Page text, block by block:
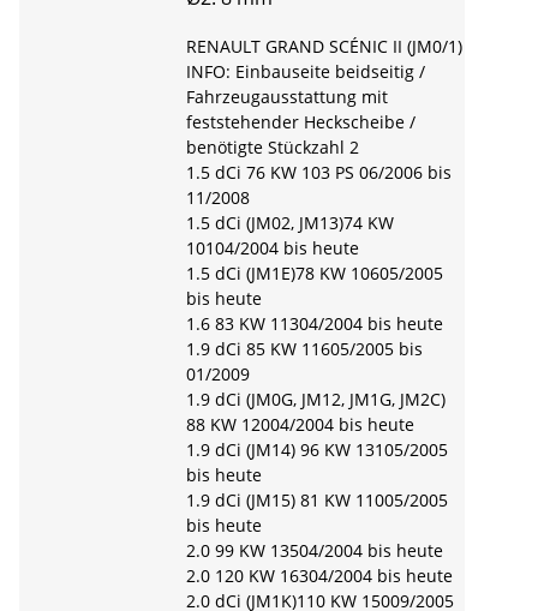
RENAULT GRAND SCÉNIC II (JM0/1)
INFO: Einbauseite beidseitig /
Fahrzeugausstattung mit
feststehender Heckscheibe /
benötigte Stückzahl 2
1.5 dCi 76 KW 103 PS 06/2006 bis
11/2008
1.5 dCi (JM02, JM13)74 KW
10104/2004 bis heute
1.5 dCi (JM1E)78 KW 10605/2005
bis heute
1.6 83 KW 11304/2004 bis heute
1.9 dCi 85 KW 11605/2005 bis
01/2009
1.9 dCi (JM0G, JM12, JM1G, JM2C)
88 KW 12004/2004 bis heute
1.9 dCi (JM14) 96 KW 13105/2005
bis heute
1.9 dCi (JM15) 81 KW 11005/2005
bis heute
2.0 99 KW 13504/2004 bis heute
2.0 120 KW 16304/2004 bis heute
2.0 dCi (JM1K)110 KW 15009/2005